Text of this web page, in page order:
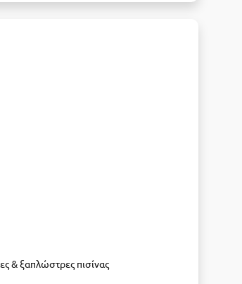
& ξαπλώστρες πισίνας